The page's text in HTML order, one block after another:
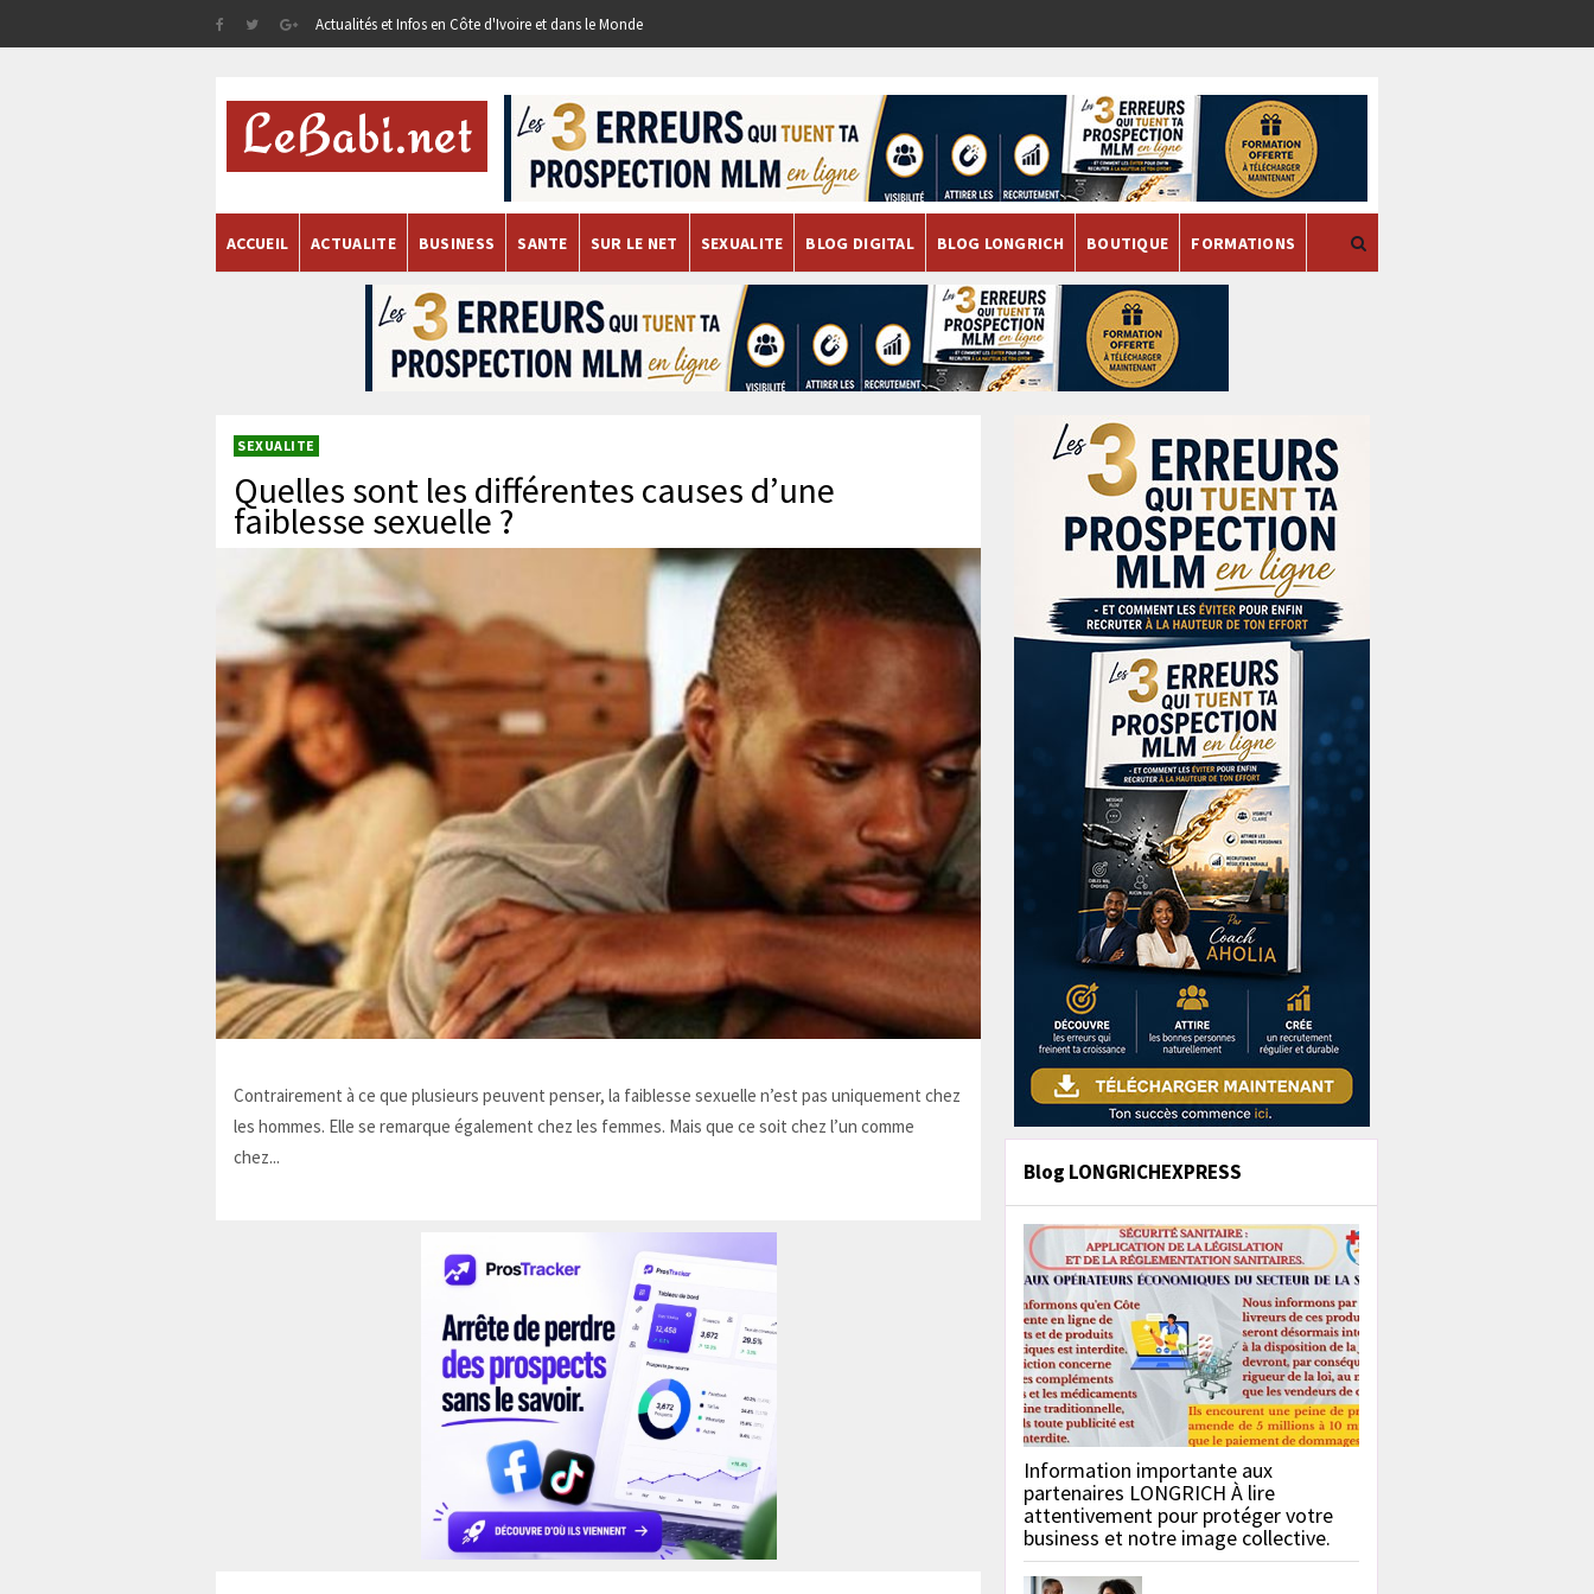
Actualités et Infos en Côte d'Ivoire et dans le Monde
ACCUEIL ACTUALITE BUSINESS SANTE SUR LE NET SEXUALITE BLOG DIGITAL BLOG LONGRICH BOUTIQUE FORMATIONS
SEXUALITE
Quelles sont les différentes causes d’une
faiblesse sexuelle ?
Contrairement à ce que plusieurs peuvent penser, la faiblesse sexuelle n’est pas uniquement chez
les hommes. Elle se remarque également chez les femmes. Mais que ce soit chez l’un comme
chez...
Blog LONGRICHEXPRESS
Information importante aux
partenaires LONGRICH À lire
attentivement pour protéger votre
business et notre image collective.